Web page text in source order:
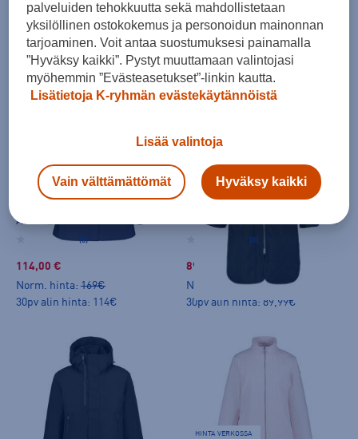
99,99 €
Norm. hinta:159€
30pv alin hinta: 99,99€
89,99 €
Norm. hinta: 159€
30pv alin hinta: 89,99€
HINTA VERKOSSA
(0)
114,00 €
Norm. hinta: 169€
30pv alin hinta: 114€
HINTA VERKOSSA
Luhta
Germundby Jacket W - kevytvanutakki
(0)
89,99 €
Norm. hinta:159€
30pv alin hinta: 89,99€
HINTA VERKOSSA
palveluiden tehokkuutta sekä mahdollistetaan
yksilöllinen ostokokemus ja personoidun mainonnan
tarjoaminen. Voit antaa suostumuksesi painamalla
”Hyväksy kaikki”. Pystyt muuttamaan valintojasi
myöhemmin ”Evästeasetukset”-linkin kautta.
Lisätietoja K-ryhmän evästekäytännöistä
Lisää valintoja
Vain välttämättömät Hyväksy kaikki